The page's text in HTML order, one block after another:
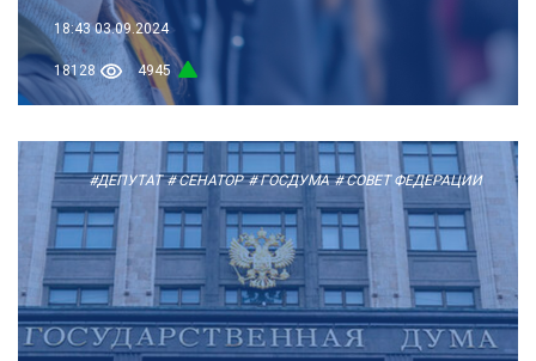
18:43 03.09.2024
18128 4945
#ДЕПУТАТ # СЕНАТОР # ГОСДУМА # СОВЕТ ФЕДЕРАЦИИ